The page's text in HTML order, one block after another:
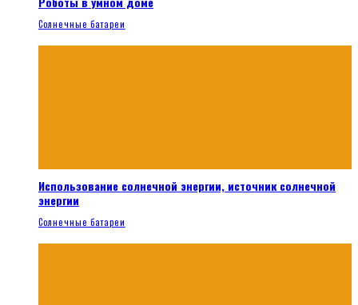
Солнечные батареи
Использование солнечной энергии, источник солнечной
энергии
Солнечные батареи